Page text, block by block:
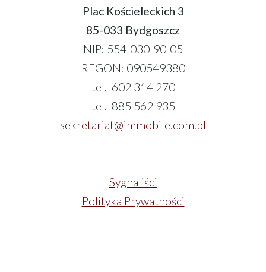
Plac Kościeleckich 3
85-033 Bydgoszcz
NIP: 554-030-90-05
REGON: 090549380
tel. 602 314 270
tel. 885 562 935
sekretariat@immobile.com.pl
Sygnaliści
Polityka Prywatności